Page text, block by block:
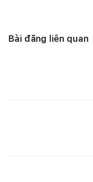
Bài đăng liên quan